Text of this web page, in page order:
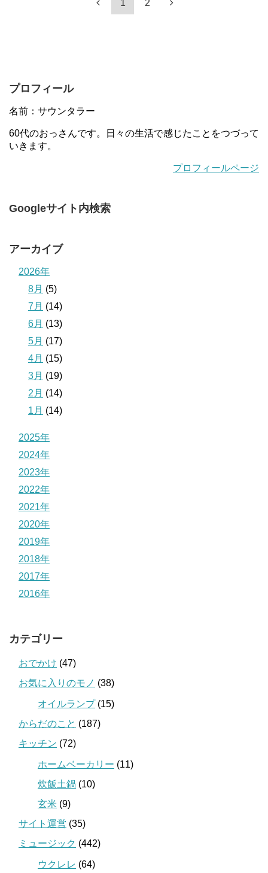
1 2
プロフィール
名前：サウンタラー
60代のおっさんです。日々の生活で感じたことをつづって
いきます。
プロフィールページ
Googleサイト内検索
アーカイブ
2026年
8月 (5)
7月 (14)
6月 (13)
5月 (17)
4月 (15)
3月 (19)
2月 (14)
1月 (14)
2025年
2024年
2023年
2022年
2021年
2020年
2019年
2018年
2017年
2016年
カテゴリー
おでかけ (47)
お気に入りのモノ (38)
オイルランプ(15)
からだのこと (187)
キッチン (72)
ホームベーカリー (11)
炊飯土鍋 (10)
玄米 (9)
サイト運営 (35)
ミュージック (442)
ウクレレ (64)